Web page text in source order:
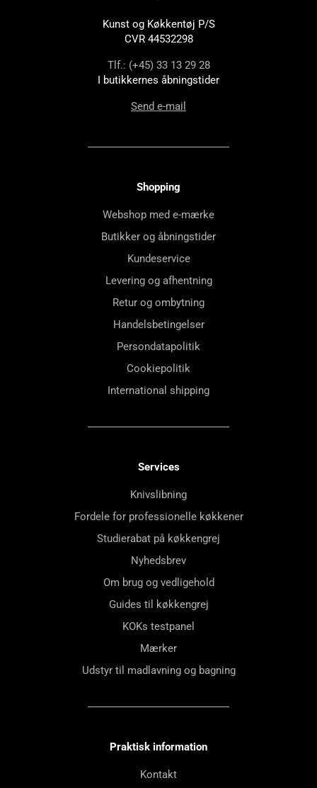
Kunst og Køkkentøj P/S
CVR 44532298
Tlf.: (+45) 33 13 29 28
I butikkernes åbningstider
Send e-mail
Shopping
Webshop med e-mærke
Butikker og åbningstider
Kundeservice
Levering og afhentning
Retur og ombytning
Handelsbetingelser
Persondatapolitik
Cookiepolitik
International shipping
Services
Knivslibning
Fordele for professionelle køkkener
Studierabat på køkkengrej
Nyhedsbrev
Om brug og vedligehold
Guides til køkkengrej
KOKs testpanel
Mærker
Udstyr til madlavning og bagning
Praktisk information
Kontakt